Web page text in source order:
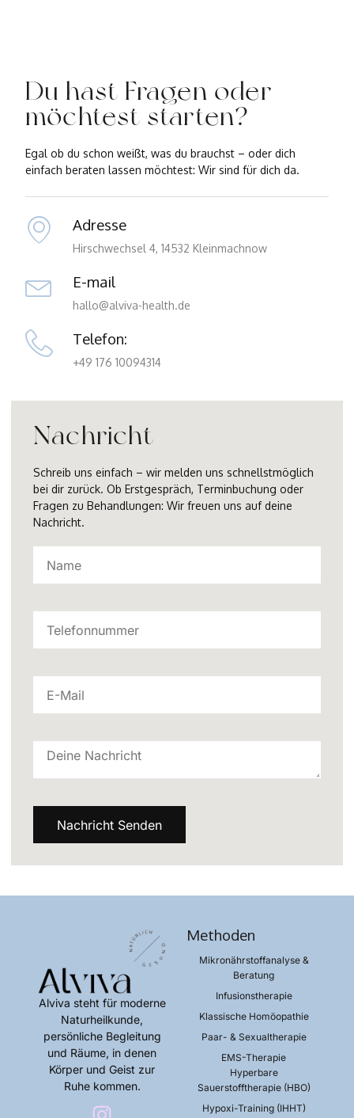
Du hast Fragen oder
möchtest starten?
Egal ob du schon weißt, was du brauchst – oder dich
einfach beraten lassen möchtest: Wir sind für dich da.
Adresse
Hirschwechsel 4, 14532 Kleinmachnow
E-mail
hallo@alviva-health.de
Telefon:
‪+49 176 10094314‬
Nachricht
Schreib uns einfach – wir melden uns schnellstmöglich
bei dir zurück. Ob Erstgespräch, Terminbuchung oder
Fragen zu Behandlungen: Wir freuen uns auf deine
Nachricht.
Nachricht Senden
Alviva steht für moderne
Naturheilkunde,
persönliche Begleitung
und Räume, in denen
Körper und Geist zur
Ruhe kommen.
Methoden
Mikronährstoffanalyse &
Beratung​
Infusionstherapie​
Klassische Homöopathie​
Paar- & Sexualtherapie​
EMS-Therapie​
Hyperbare
Sauerstofftherapie (HBO)​
Hypoxi-Training (IHHT)​